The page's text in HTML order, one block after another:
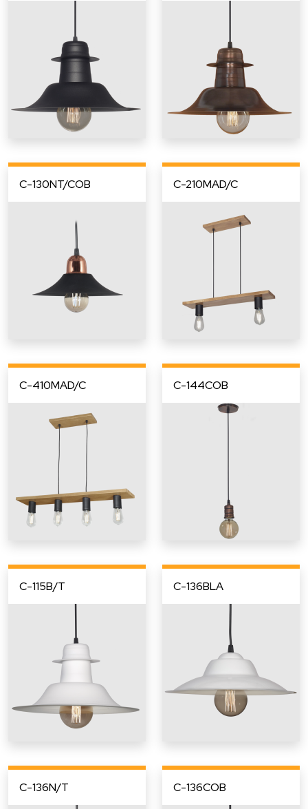
C-130NT/COB C-210MAD/C
C-410MAD/C C-144COB
C-115B/T C-136BLA
C-136N/T C-136COB